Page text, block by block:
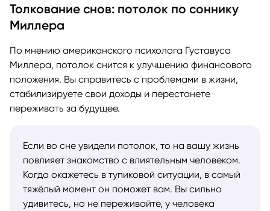
Толкование снов: потолок по соннику
Миллера
По мнению американского психолога Густавуса
Миллера, потолок снится к улучшению финансового
положения. Вы справитесь с проблемами в жизни,
стабилизируете свои доходы и перестанете
переживать за будущее.
Если во сне увидели потолок, то на вашу жизнь
повлияет знакомство с влиятельным человеком.
Когда окажетесь в тупиковой ситуации, в самый
тяжёлый момент он поможет вам. Вы сильно
удивитесь, но не переживайте, у человека